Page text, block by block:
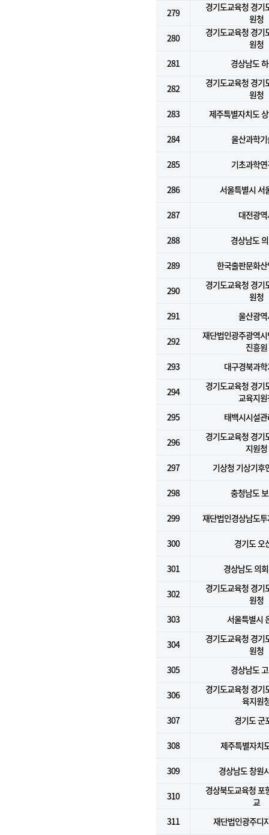
279
경기도교육청 경기
원청
280
경기도교육청 경기
원청
281
경상남도
282
경기도교육청 경기
원청
283
제주특별자치도
284 울산과학
285 기초과학
286 서울특별시 서
287 대전광
288 경상남도
289 한국출판문화
290
경기도교육청 경기
원청
291
울산광
292
재단법인광주광역
진흥원
293
대구경북과
294
경기도교육청 경기
교육지
295
태백시시설
296
경기도교육청 경기
지원청
297
기상청 기상기후
298 충청남도
299 재단법인경상남도
300 경기도 오
301 경상남도 의
302
경기도교육청 경기
원청
303
서울특별시
304
경기도교육청 경기
원청
305
경상남도
306
경기도교육청 경기
육지원
307
경기도 군
308 제주특별자치
309 경상남도 창원
310
경상북도교육청 포
교
311
재단법인광주디